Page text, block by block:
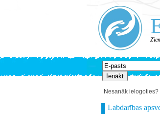
Nesanāk ielogoties?
Labdarības